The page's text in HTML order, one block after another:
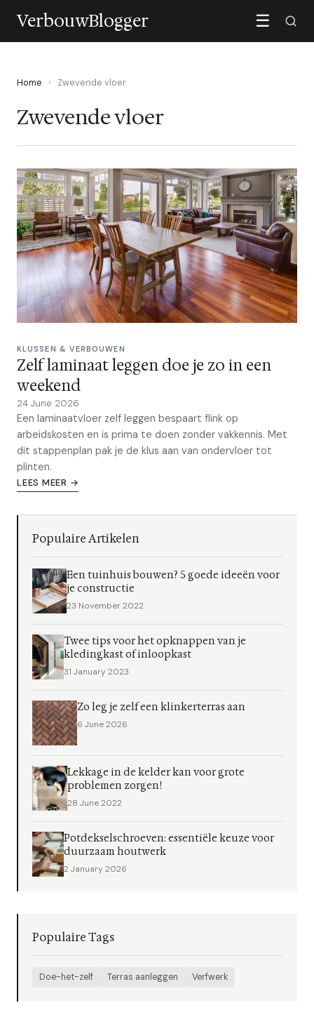
VerbouwBlogger ☰
Home › Zwevende vloer
Zwevende vloer
KLUSSEN & VERBOUWEN
Zelf laminaat leggen doe je zo in een
weekend
24 June 2026
Een laminaatvloer zelf leggen bespaart flink op
arbeidskosten en is prima te doen zonder vakkennis. Met
dit stappenplan pak je de klus aan van ondervloer tot
plinten.
LEES MEER →
Populaire Artikelen
Een tuinhuis bouwen? 5 goede ideeën voor
je constructie
23 November 2022
Twee tips voor het opknappen van je
kledingkast of inloopkast
31 January 2023
Zo leg je zelf een klinkerterras aan
6 June 2026
Lekkage in de kelder kan voor grote
problemen zorgen!
28 June 2022
Potdekselschroeven: essentiële keuze voor
duurzaam houtwerk
2 January 2026
Populaire Tags
Doe-het-zelf Terras aanleggen Verfwerk